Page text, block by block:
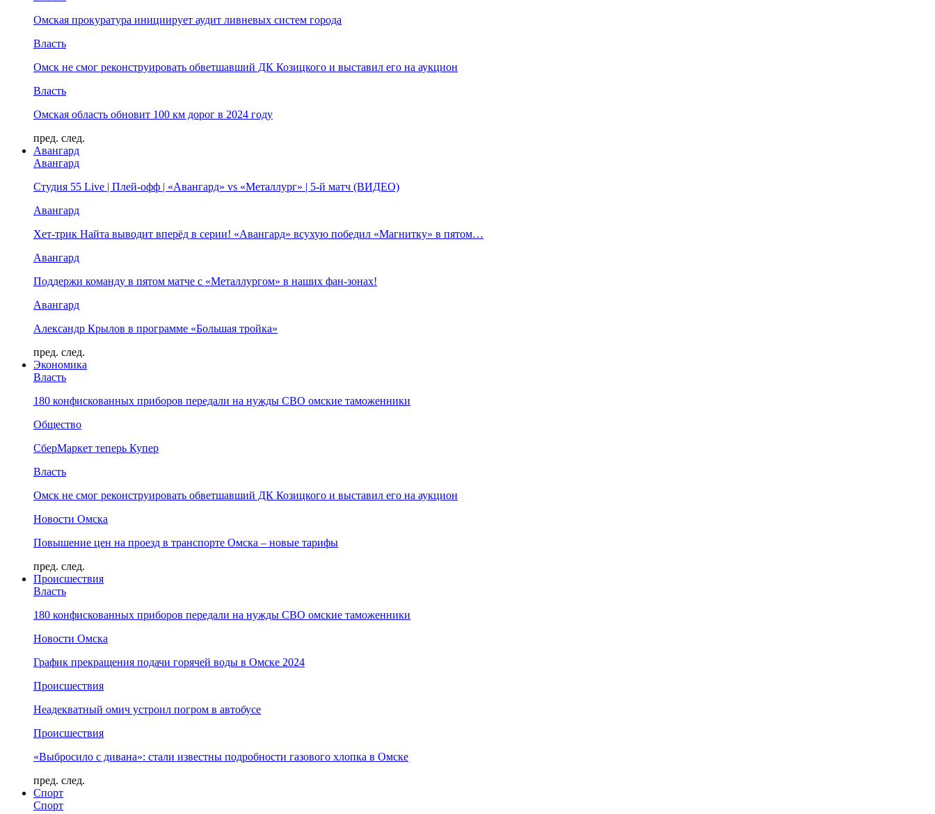
Омская прокуратура инициирует аудит ливневых систем города
Власть
Омск не смог реконструировать обветшавший ДК Козицкого и выставил его на аукцион
Власть
Омская область обновит 100 км дорог в 2024 году
пред. след.
Авангард
Авангард
Студия 55 Live | Плей-офф | «Авангард» vs «Металлург» | 5-й матч (ВИДЕО)
Авангард
Хет-трик Найта выводит вперёд в серии! «Авангард» всухую победил «Магнитку» в пятом…
Авангард
Поддержи команду в пятом матче с «Металлургом» в наших фан-зонах!
Авангард
Александр Крылов в программе «Большая тройка»
пред. след.
Экономика
Власть
180 конфискованных приборов передали на нужды СВО омские таможенники
Общество
СберМаркет теперь Купер
Власть
Омск не смог реконструировать обветшавший ДК Козицкого и выставил его на аукцион
Новости Омска
Повышение цен на проезд в транспорте Омска – новые тарифы
пред. след.
Происшествия
Власть
180 конфискованных приборов передали на нужды СВО омские таможенники
Новости Омска
График прекращения подачи горячей воды в Омске 2024
Происшествия
Неадекватный омич устроил погром в автобусе
Происшествия
«Выбросило с дивана»: стали известны подробности газового хлопка в Омске
пред. след.
Спорт
Спорт